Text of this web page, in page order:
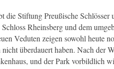
Stiftung Preußische Schlösser
Rheinsberg und dem
Veduten zeigen sowohl heute
überdauert haben. Nach der
und der Park vorbildlich